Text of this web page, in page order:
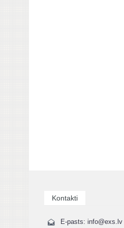
Kontakti
E-pasts: info@exs.lv